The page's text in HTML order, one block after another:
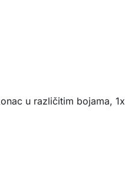
u različitim bojama,